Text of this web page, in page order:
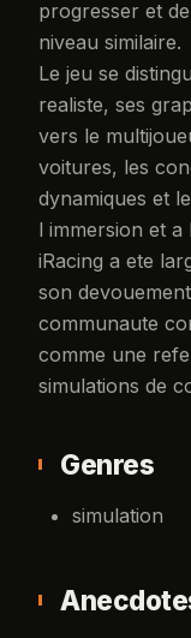
progresser et
niveau similaire.
Le jeu se
realiste, ses
vers le
voitures, les
dynamiques et
l immersion et
iRacing a ete
son
communaute
comme une
simulations de
Genres
simulation